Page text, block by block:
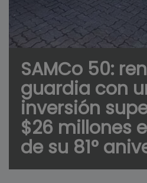
SAMCo 50:
guardia con
inversión
$26 millones
de su 81°